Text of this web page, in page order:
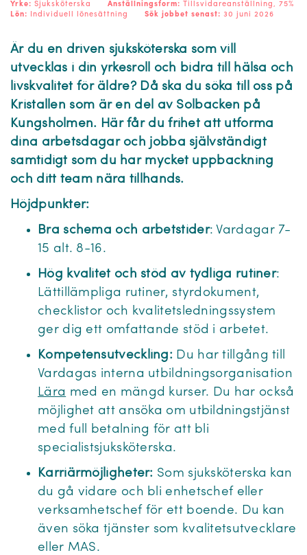
Yrke: Sjuksköterska Anställningsform:
Tillsvidareanställning, 75%
Lön:
Individuell lönesättning Sök jobbet senast: 30 juni 2026
Är du en driven sjuksköterska som vill
utvecklas i din yrkesroll och bidra till hälsa och
livskvalitet för äldre? Då ska du söka till oss på
Kristallen som är en del av Solbacken på
Kungsholmen. Här får du frihet att utforma
dina arbetsdagar och jobba självständigt
samtidigt som du har mycket uppbackning
och ditt team nära tillhands.
Höjdpunkter:
Bra schema och arbetstider: Vardagar 7-
15 alt. 8-16.
Hög kvalitet och stöd av tydliga rutiner:
Lättillämpliga rutiner, styrdokument,
checklistor och kvalitetsledningssystem
ger dig ett omfattande stöd i arbetet.
Kompetensutveckling: Du har tillgång till
Vardagas interna utbildningsorganisation
Lära med en mängd kurser. Du har också
möjlighet att ansöka om utbildningstjänst
med full betalning för att bli
specialistsjuksköterska.
Karriärmöjligheter: Som sjuksköterska kan
du gå vidare och bli enhetschef eller
verksamhetschef för ett boende. Du kan
även söka tjänster som kvalitetsutvecklare
eller MAS.